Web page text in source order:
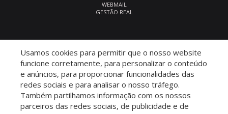
WEBMAIL
GESTÃO REAL
Usamos cookies para permitir que o nosso website
funcione corretamente, para personalizar o conteúdo
e anúncios, para proporcionar funcionalidades das
redes sociais e para analisar o nosso tráfego.
Também partilhamos informação com os nossos
parceiros das redes sociais, de publicidade e de